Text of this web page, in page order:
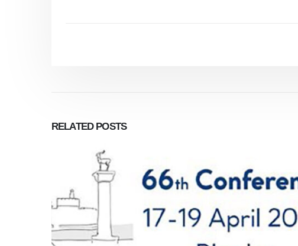
RELATED POSTS